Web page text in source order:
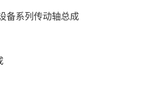
备系列传动轴总成